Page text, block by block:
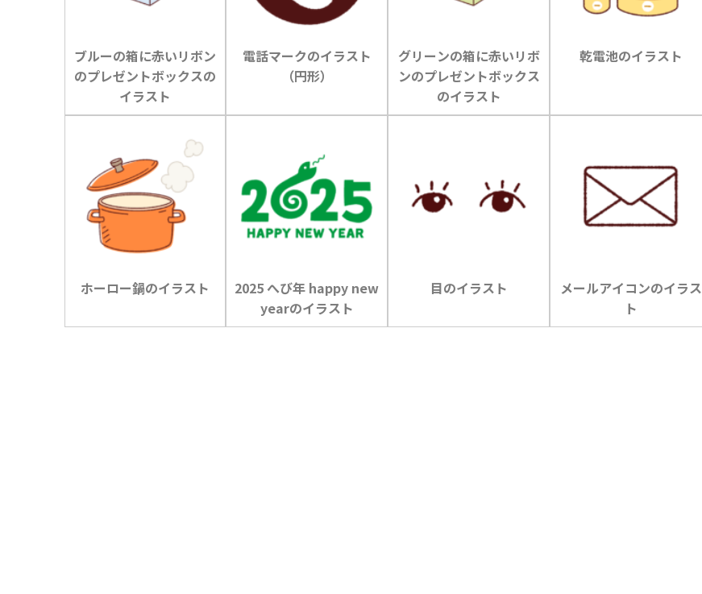
ブルーの箱に赤いリボン
のプレゼントボックスの
イラスト
電話マークのイラスト
（円形）
グリーンの箱に赤いリボ
ンのプレゼントボックス
のイラスト
乾電池のイラスト
ホーロー鍋のイラスト
2025 へび年 happy new
yearのイラスト
目のイラスト
メールアイコンのイラス
ト